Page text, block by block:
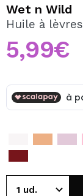
En créant un
effectuer vos
commandes et
Wet n Wild
Huile à
5,99€